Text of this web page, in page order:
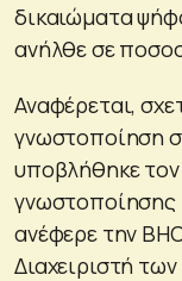
δικαιώματα
ανήλθε σε
Αναφέρεται,
γνωστοποίηση
υποβλήθηκε
γνωστοποίησης
ανέφερε την
Διαχειριστή